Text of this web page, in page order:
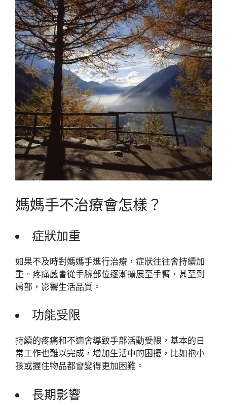
媽媽手不治療會怎樣？
症狀加重
如果不及時對媽媽手進行治療，症狀往往會持續加
重。疼痛感會從手腕部位逐漸擴展至手臂，甚至到
肩部，影響生活品質。
功能受限
持續的疼痛和不適會導致手部活動受限，基本的日
常工作也難以完成，增加生活中的困擾，比如抱小
孩或握住物品都會變得更加困難。
長期影響